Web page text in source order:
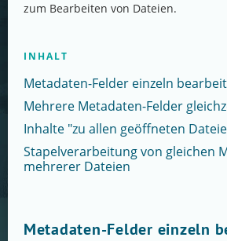
zum Bearbeiten von Dateien.
INHALT
Metadaten-Felder einzeln
Mehrere Metadaten-Felder
Inhalte "zu allen geöffneten
Stapelverarbeitung von gleichen
mehrerer Dateien
Metadaten-Felder einzeln